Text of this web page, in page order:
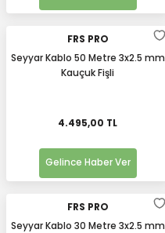
FRS PRO
Seyyar Kablo 50 Metre 3x2.5 mm
Kauçuk Fişli
4.495,00 TL
Gelince Haber Ver
FRS PRO
Seyyar Kablo 30 Metre 3x2.5 mm